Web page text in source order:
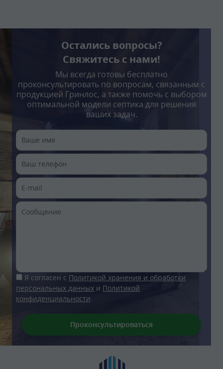
Остались вопросы?
Свяжитесь с нами!
Мы всегда готовы бесплатно
проконсультировать по вопросам, связанным с
продукцией Гринлос, а также помочь с выбором
оптимальной модели септика для решения
ваших задач.
Я согласен с Политикой хранения и обработки
персональных данных и Политикой
конфиденциальности